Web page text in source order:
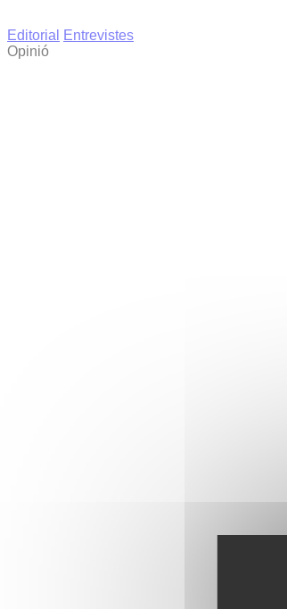
Editorial
Entrevistes
Opinió